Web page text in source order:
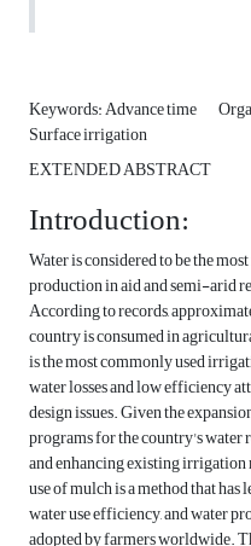
Keywords: Advance time
Surface irrigation
EXTENDED ABSTRACT
Introduction:
Water is considered to be the
production in aid and semi-arid
According to records,
country is consumed in
is the most commonly used
water losses and low efficiency
design issues. Given the
programs for the country's water
and enhancing existing irrigation
use of mulch is a method that
water use efficiency, and water